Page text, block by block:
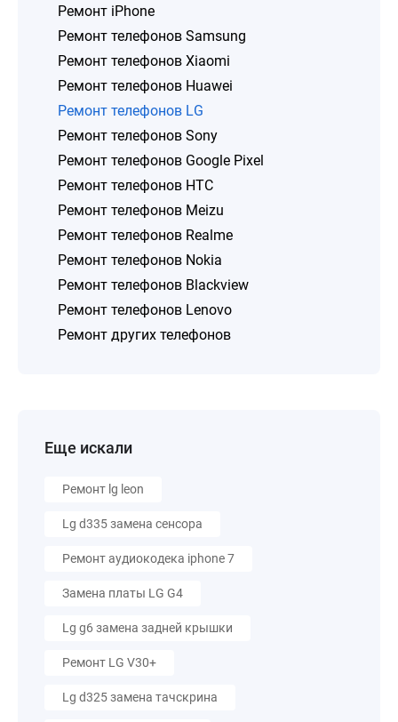
Ремонт iPhone
Ремонт телефонов Samsung
Ремонт телефонов Xiaomi
Ремонт телефонов Huawei
Ремонт телефонов LG
Ремонт телефонов Sony
Ремонт телефонов Google Pixel
Ремонт телефонов HTC
Ремонт телефонов Meizu
Ремонт телефонов Realme
Ремонт телефонов Nokia
Ремонт телефонов Blackview
Ремонт телефонов Lenovo
Ремонт других телефонов
Еще искали
Ремонт lg leon
Lg d335 замена сенсора
Ремонт аудиокодека iphone 7
Замена платы LG G4
Lg g6 замена задней крышки
Ремонт LG V30+
Lg d325 замена тачскрина